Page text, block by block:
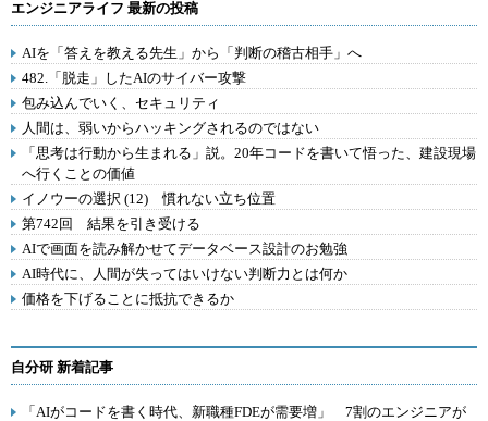
エンジニアライフ 最新の投稿
AIを「答えを教える先生」から「判断の稽古相手」へ
482.「脱走」したAIのサイバー攻撃
包み込んでいく、セキュリティ
人間は、弱いからハッキングされるのではない
「思考は行動から生まれる」説。20年コードを書いて悟った、建設現場
へ行くことの価値
イノウーの選択 (12) 慣れない立ち位置
第742回 結果を引き受ける
AIで画面を読み解かせてデータベース設計のお勉強
AI時代に、人間が失ってはいけない判断力とは何か
価格を下げることに抵抗できるか
自分研 新着記事
「AIがコードを書く時代、新職種FDEが需要増」 7割のエンジニアが